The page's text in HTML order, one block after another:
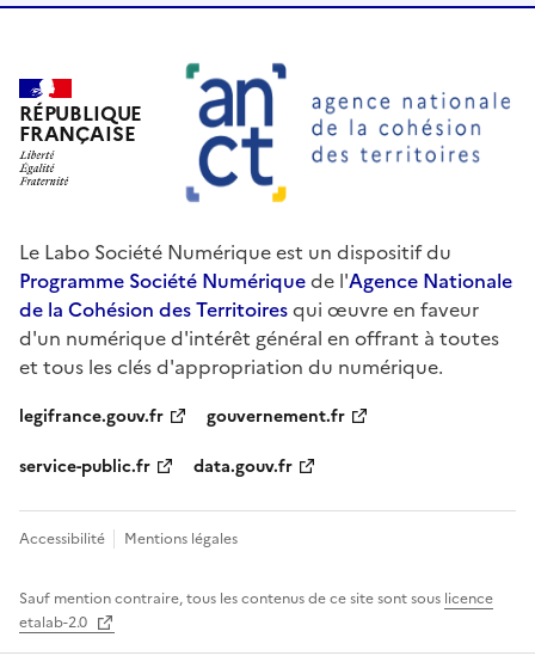
RÉPUBLIQUE
FRANÇAISE
Le Labo Société Numérique est un dispositif du
Programme Société Numériquede l'Agence Nationale
de la Cohésion des Territoiresqui œuvre en faveur
d'un numérique d'intérêt général en offrant à toutes
et tous les clés d'appropriation du numérique.
legifrance.gouv.fr
gouvernement.fr
service-public.fr
data.gouv.fr
Accessibilité Mentions légales
Sauf mention contraire, tous les contenus de ce site sont sous licence
etalab-2.0